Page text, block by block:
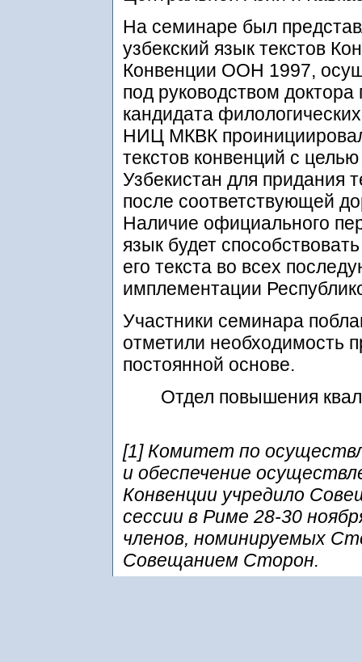
На семинаре был
узбекский язык текстов
Конвенции ООН 1997,
под руководством
кандидата
НИЦ МКВК
текстов конвенций с
Узбекистан для придания
после соответствующей
Наличие официального
язык будет
его текста во всех
имплементации
Участники семинара
отметили необходимость
постоянной основе.
Отдел повышения
[1] Комитет по
и обеспечение
Конвенции учредило
сессии в Риме 28-30
членов, номинируемых
Совещанием Сторон.